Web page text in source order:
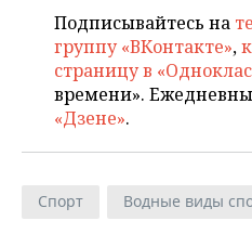
ХОККЕЙ С МЯЧОМ
ПРОИСШЕСТВИЯ
Подписывайтесь на
группу «ВКонтакте»,
страницу в
времени».
«Дзене».
Спорт Водные виды